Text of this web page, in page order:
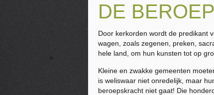
DE
Door kerkorden wordt de predikant
wagen, zoals zegenen, preken,
hele land, om hun kunsten tot op
Kleine en zwakke gemeenten
is weliswaar niet onredelijk, maar
beroepskracht niet gaat! Die